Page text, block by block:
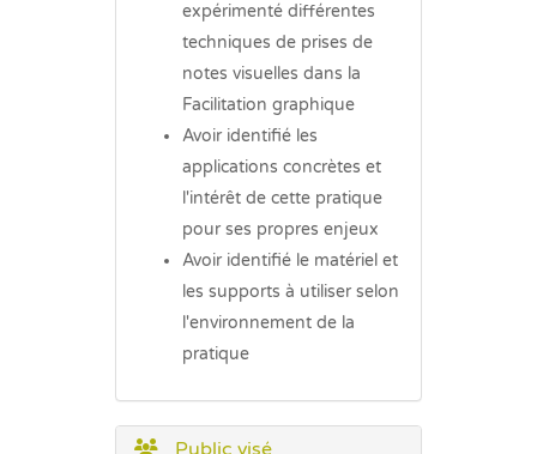
expérimenté différentes
techniques de prises de
notes visuelles dans la
Facilitation graphique
Avoir identifié les
applications concrètes et
l'intérêt de cette pratique
pour ses propres enjeux
Avoir identifié le matériel et
les supports à utiliser selon
l'environnement de la
pratique
Public visé